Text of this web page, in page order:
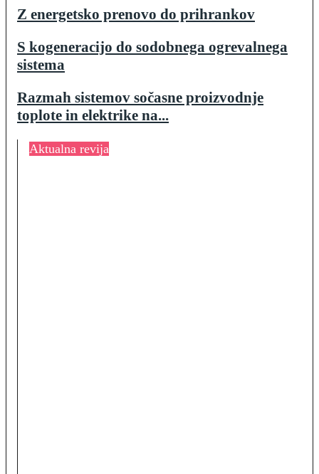
Z energetsko prenovo do prihrankov
S kogeneracijo do sodobnega ogrevalnega
sistema
Razmah sistemov sočasne proizvodnje
toplote in elektrike na...
Aktualna revija